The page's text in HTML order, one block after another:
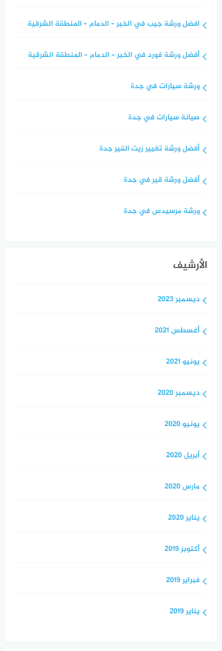
افضل ورشة جيب في الخبر – الدمام – المنطقة الشرقية
أفضل ورشة فورد في الخبر – الدمام – المنطقة الشرقية
ورشة سيارات في جدة
صيانة سيارات في جدة
أفضل ورشة تغيير زيت القير جدة
أفضل ورشة قير في جدة
ورشة مرسيدس في جدة
الأرشيف
ديسمبر 2023
أغسطس 2021
يونيو 2021
ديسمبر 2020
يونيو 2020
أبريل 2020
مارس 2020
يناير 2020
أكتوبر 2019
فبراير 2019
يناير 2019